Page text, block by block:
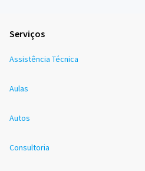
Serviços
Assistência Técnica
Aulas
Autos
Consultoria